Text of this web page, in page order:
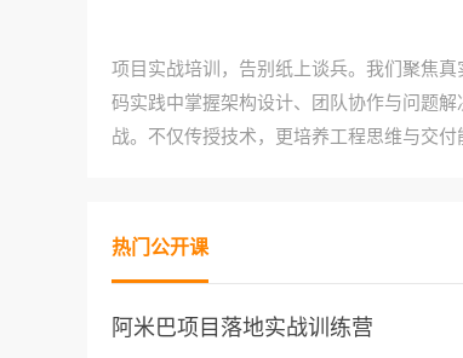
项目实战培训，告别纸上谈兵。我们聚焦
码实践中掌握架构设计、团队协作与问题
战。不仅传授技术，更培养工程思维与交
热门公开课
阿米巴项目落地实战训练营